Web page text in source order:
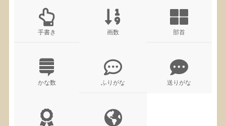
手書き 画数 部首
かな数 ふりがな 送りがな